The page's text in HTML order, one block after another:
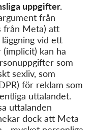
uppgifter.
från
från Meta) att
vid ett
kan ha
som
sexliv, som
för reklam som
uttalandet.
uttalanden
dock att Meta